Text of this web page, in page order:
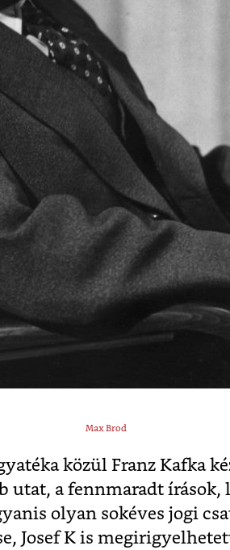
Max Brod
közül Franz Kafka
utat, a fennmaradt írások,
olyan sokéves jogi
Josef K is